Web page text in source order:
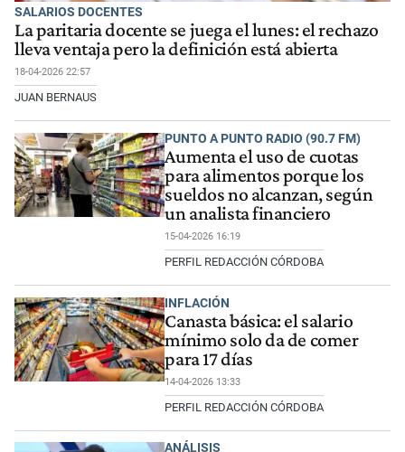
SALARIOS DOCENTES
La paritaria docente se juega el lunes: el rechazo
lleva ventaja pero la definición está abierta
18-04-2026 22:57
JUAN BERNAUS
PUNTO A PUNTO RADIO (90.7 FM)
Aumenta el uso de cuotas
para alimentos porque los
sueldos no alcanzan, según
un analista financiero
15-04-2026 16:19
PERFIL REDACCIÓN CÓRDOBA
INFLACIÓN
Canasta básica: el salario
mínimo solo da de comer
para 17 días
14-04-2026 13:33
PERFIL REDACCIÓN CÓRDOBA
ANÁLISIS